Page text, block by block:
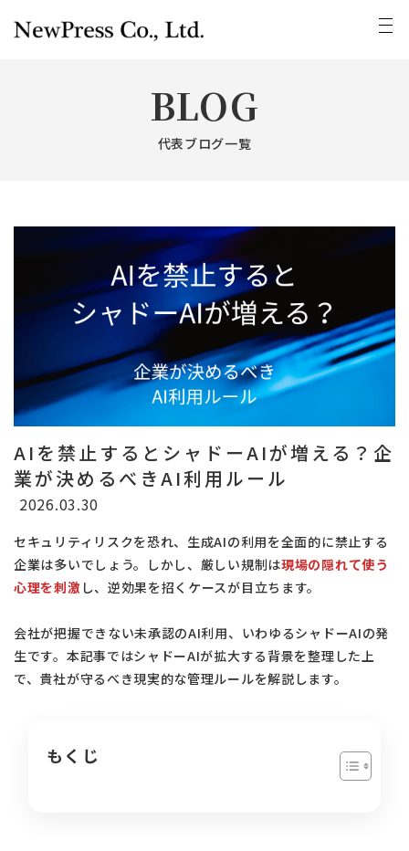
BLOG
代表ブログ一覧
AIを禁止するとシャドーAIが増える？企
業が決めるべきAI利用ルール
2026.03.30
セキュリティリスクを恐れ、生成AIの利用を全面的に禁止する
企業は多いでしょう。しかし、厳しい規制は現場の隠れて使う
心理を刺激 し、逆効果を招くケースが目立ちます。
会社が把握できない未承認のAI利用、いわゆるシャドーAIの発
生です。本記事ではシャドーAIが拡大する背景を整理した上
で、貴社が守るべき現実的な管理ルールを解説します。
もくじ